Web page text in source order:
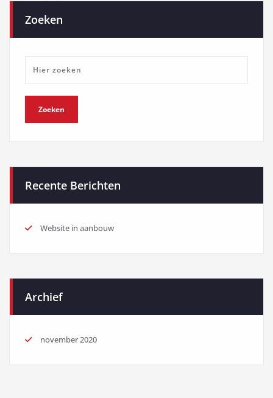
Zoeken
Recente Berichten
Website in aanbouw
Archief
november 2020